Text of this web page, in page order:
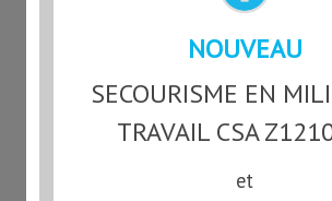
NOUVEAU
SECOURISME EN
TRAVAIL CSA
et